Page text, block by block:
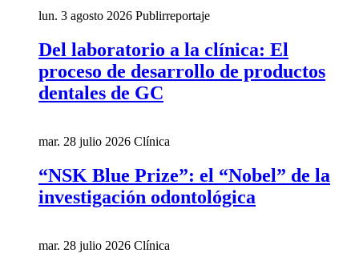
lun. 3 agosto 2026 Publirreportaje
Del laboratorio a la clínica: El
proceso de desarrollo de productos
dentales de GC
mar. 28 julio 2026 Clínica
“NSK Blue Prize”: el “Nobel” de la
investigación odontológica
mar. 28 julio 2026 Clínica